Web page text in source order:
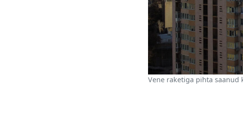
Vene raketiga pihta saanud